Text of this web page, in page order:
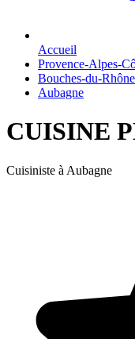
Accueil
Provence-Alpes-
Bouches-du-Rhône
Aubagne
CUISINE
Cuisiniste à Aubagne